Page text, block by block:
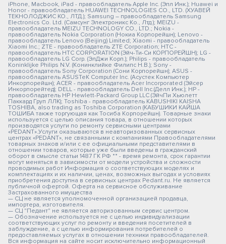
iPhone, Macbook, iPad - правообладатель Apple Inc. (Эпл Инк.); Huawei и
Honor - правообладатель HUAWEI TECHNOLOGIES CO., LTD. (ХУАВЕЙ
ТЕКНОЛОДЖИС КО., ЛТД.); Samsung – правообладатель Samsung
Electronics Co. Ltd. (Самсунг Электроникс Ко., Лтд.); MEIZU -
правообладатель MEIZU TECHNOLOGY CO., LTD.; Nokia -
правообладатель Nokia Corporation (Нокиа Корпорейшн); Lenovo -
правообладатель Lenovo (Beijing) Limited; Xiaomi - правообладатель
Xiaomi Inc.; ZTE - правообладатель ZTE Corporation; HTC -
правообладатель HTC CORPORATION (Эйч-Ти-Си КОРПОРЕЙШН); LG -
правообладатель LG Corp. (ЭлДжи Корп.); Philips - правообладатель
Koninklijke Philips N.V. (Конинклийке Филипс Н.В.); Sony -
правообладатель Sony Corporation (Сони Корпорейшн); ASUS -
правообладатель ASUSTeK Computer Inc. (Асустек Компьютер
Инкорпорейшн); ACER - правообладатель Acer Incorporated (Эйсер
Инкорпорейтед); DELL - правообладатель Dell Inc.(Делл Инк.); HP -
правообладатель HP Hewlett-Packard Group LLC (ЭйчПи Хьюлетт
Паккард Груп ЛЛК); Toshiba - правообладатель KABUSHIKI KAISHA
TOSHIBA, also trading as Toshiba Corporation (КАБУШИКИ КАЙША
ТОШИБА также торгующая как Тосиба Корпорейшн). Товарные знаки
используется с целью описания товара, в отношении которых
производятся услуги по ремонту сервисными центрами
«PEDANT».Услуги оказываются в неавторизованных сервисных
центрах «PEDANT», не связанными с компаниями Правообладателями
товарных знаков и/или с ее официальными представителями в
отношении товаров, которые уже были введены в гражданский
оборот в смысле статьи 1487 ГК РФ ** - время ремонта, срок гарантии
могут меняться в зависимости от модели устройства и сложности
проводимых работ Информация о соответствующих моделях и
комплектациях и их наличии, ценах, возможных выгодах и условиях
приобретения доступна в сервисных центрах Pedant.ru. Не является
публичной офертой. Оферта на сервисное обслуживание
Застрахованного имущества
— СЦ не является уполномоченной организацией продавца,
импортера, изготовителя.
— СЦ "Педант" не является авторизованным сервис центром.
— Обозначение используется не с целью индивидуализации
соответствующих услуг по ремонту и введения посетителей в
заблуждение, а с целью информирования потребителей о
предоставляемых услугах в отношении техники правообладателей.
Вся информация на сайте носит исключительно информационный